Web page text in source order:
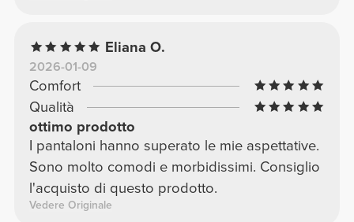
Eliana O.
2026-01-09
Comfort
Qualità
ottimo prodotto
I pantaloni hanno superato le mie aspettative.
Sono molto comodi e morbidissimi. Consiglio
l'acquisto di questo prodotto.
Vedere Originale